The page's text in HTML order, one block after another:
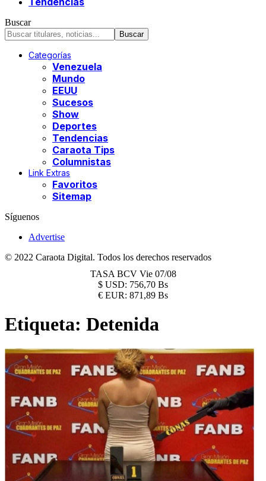
Buscar
Categorías
Venezuela
Mundo
EEUU
Sucesos
Show
Deportes
Tendencias
Caraota Tips
Columnistas
Link Extras
Favoritos
Sitemap
Síguenos
Advertise
© 2022 Caraota Digital. Todos los derechos reservados
TASA BCV Vie 07/08
$ USD: 756,70 Bs
€ EUR: 871,89 Bs
Etiqueta: Detenida